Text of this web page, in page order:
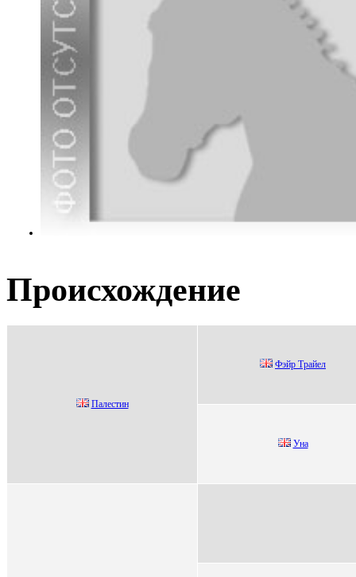
Происхождение
Пaлeстин
Фэйр Tрайeл
Уна